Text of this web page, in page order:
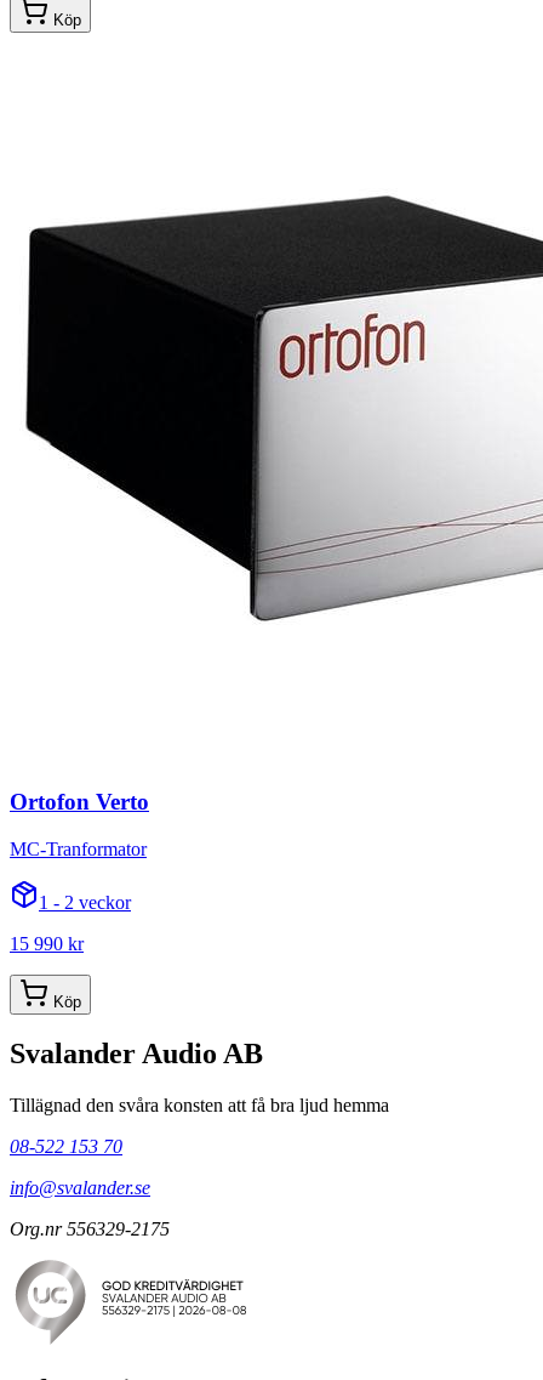
Köp
Ortofon Verto
MC-Tranformator
1 - 2 veckor
15 990 kr
Köp
Svalander Audio AB
Tillägnad den svåra konsten att få bra ljud hemma
08-522 153 70
info@svalander.se
Org.nr 556329-2175